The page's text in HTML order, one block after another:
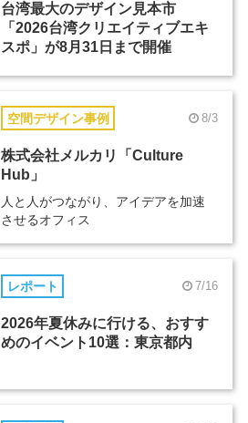
台湾最大のデザイン見本市
「2026台湾クリエイティブエキ
スポ」が8月31日まで開催
空間デザイン事例 8/3
株式会社メルカリ「Culture
Hub」
人と人がつながり、アイデアを加速
させるオフィス
レポート 7/16
2026年夏休みに行ける、おすす
めのイベント10選：東京都内